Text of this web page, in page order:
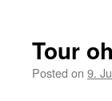
Tour
Posted on 9.